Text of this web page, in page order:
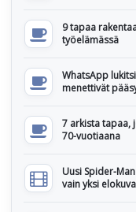
9 tapaa
työelämässä
WhatsApp
menettivät
7 arkista tapaa,
70-vuotiaana
Uusi Spider-
vain yksi